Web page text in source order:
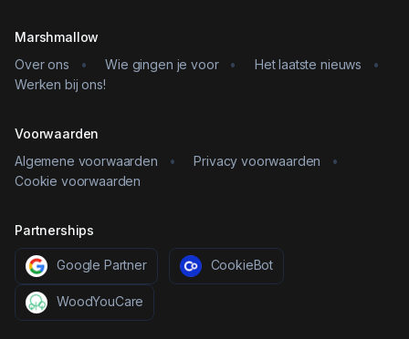
Marshmallow
Over ons
• Wie gingen je voor • Het laatste nieuws
•
Werken bij ons!
Voorwaarden
Algemene voorwaarden
• Privacy voorwaarden
•
Cookie voorwaarden
Partnerships
Google Partner CookieBot
WoodYouCare